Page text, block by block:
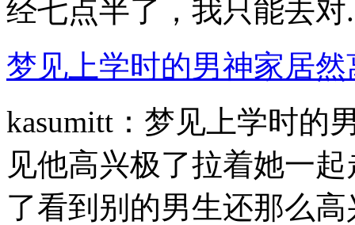
经七点半了，我只能去对
梦见上学时的男神家居
kasumitt：梦见上学时的
见他高兴极了拉着她一
了看到别的男生还那么